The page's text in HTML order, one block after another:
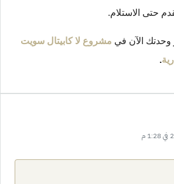
حتى الاستلام.
وحدتك الآن في مشروع لا كابيتال سويت
.